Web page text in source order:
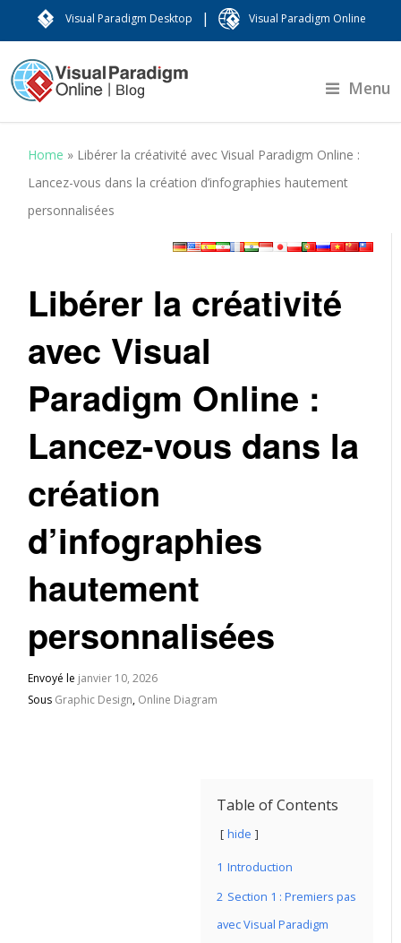
Visual Paradigm Desktop | Visual Paradigm Online
Menu
Home » Libérer la créativité avec Visual Paradigm Online :
Lancez-vous dans la création d’infographies hautement
personnalisées
Libérer la créativité
avec Visual
Paradigm Online :
Lancez-vous dans la
création
d’infographies
hautement
personnalisées
Envoyé le janvier 10, 2026
Sous Graphic Design, Online Diagram
Table of Contents
hide
1 Introduction
2 Section 1 : Premiers pas
avec Visual Paradigm